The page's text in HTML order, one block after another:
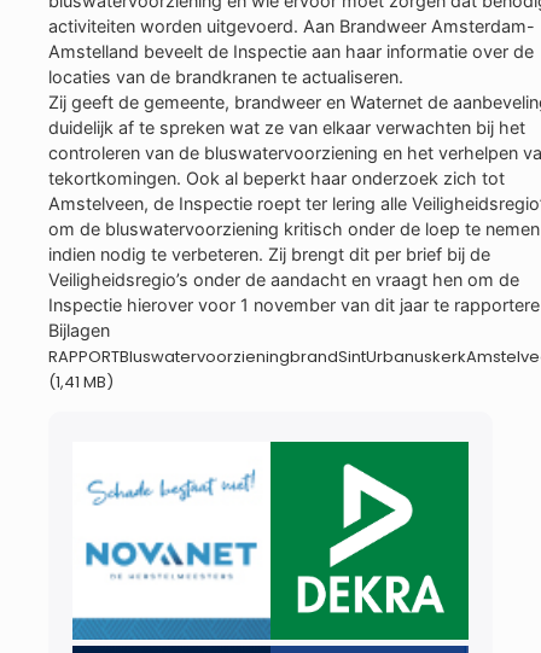
activiteiten worden uitgevoerd. Aan Brandweer Amsterdam-
Amstelland beveelt de Inspectie aan haar informatie over de
locaties van de brandkranen te actualiseren.
Zij geeft de gemeente, brandweer en Waternet de
duidelijk af te spreken wat ze van elkaar verwachten bij het
controleren van de bluswatervoorziening en het verhelpen
tekortkomingen. Ook al beperkt haar onderzoek zich tot
Amstelveen, de Inspectie roept ter lering alle
om de bluswatervoorziening kritisch onder de loep te
indien nodig te verbeteren. Zij brengt dit per brief bij de
Veiligheidsregio’s onder de aandacht en vraagt hen om de
Inspectie hierover voor 1 november van dit jaar te
Bijlagen
(1,41 MB)